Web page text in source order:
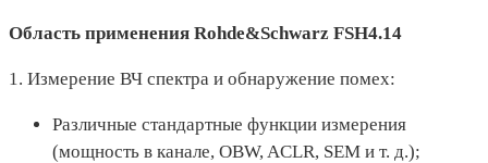
Область применения Rohde&Schwarz FSH4.14
1. Измерение ВЧ спектра и обнаружение помех:
Различные стандартные функции измерения
(мощность в канале, OBW, ACLR, SEM и т. д.);